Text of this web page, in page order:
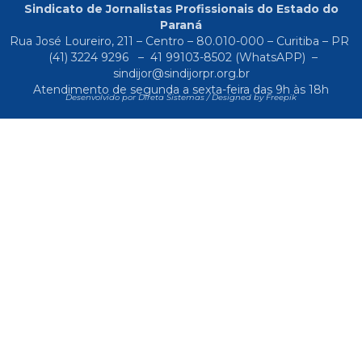
Sindicato de Jornalistas Profissionais do Estado do
Paraná
Rua José Loureiro, 211 – Centro – 80.010-000 – Curitiba – PR
(41) 3224 9296
– 41 99103-8502(WhatsAPP) –
sindijor@sindijorpr.org.br
Atendimento de segunda a sexta-feira das 9h às 18h
Desenvolvido por Direta Sistemas /Designed by Freepik